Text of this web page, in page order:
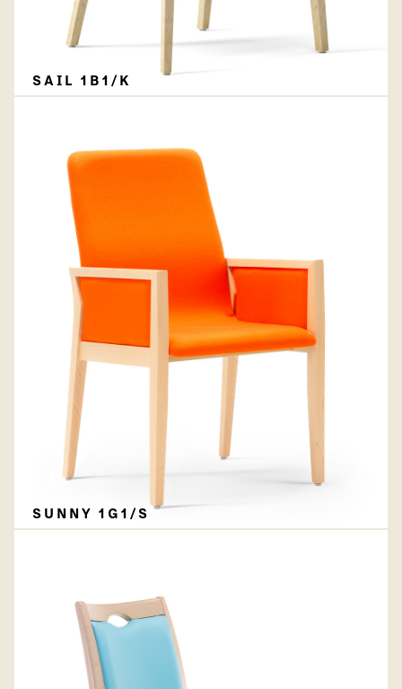
SAIL 1B1/K
SUNNY 1G1/S